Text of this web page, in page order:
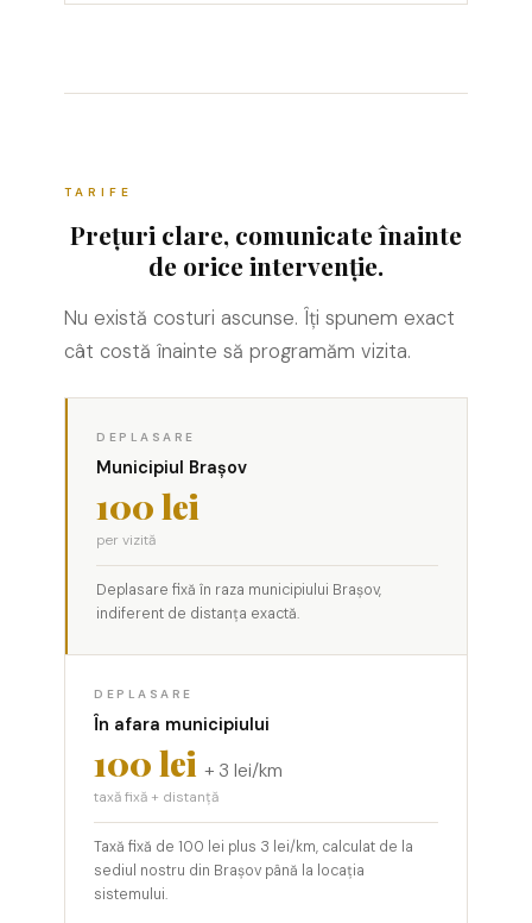
TARIFE
Prețuri clare, comunicate înainte
de orice intervenție.
Nu există costuri ascunse. Îți spunem exact
cât costă înainte să programăm vizita.
DEPLASARE
Municipiul Brașov
100 lei
per vizită
Deplasare fixă în raza municipiului Brașov,
indiferent de distanța exactă.
DEPLASARE
În afara municipiului
100 lei + 3 lei/km
taxă fixă + distanță
Taxă fixă de 100 lei plus 3 lei/km, calculat de la
sediul nostru din Brașov până la locația
sistemului.